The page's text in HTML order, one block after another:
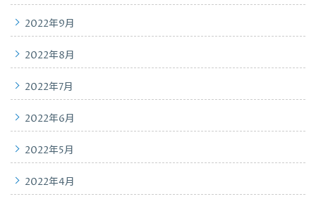
2022年9月
2022年8月
2022年7月
2022年6月
2022年5月
2022年4月